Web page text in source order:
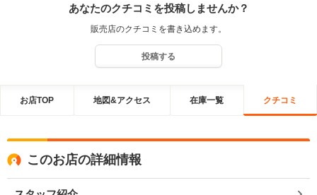
あなたのクチコミを投稿しませんか？
販売店のクチコミを書き込めます。
投稿する
お店TOP 地図&アクセス 在庫一覧 クチコミ
このお店の詳細情報